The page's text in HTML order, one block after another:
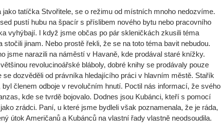
tatíčka Stvořitele, se o režimu od místních mnoho nedozvíme.
pustí hubu na špacír s příslibem nového bytu nebo pracovního
vyhýbají. I když jsme občas po pár skleničkách zkusili téma
jinam. Nebo prostě řekli, že se na toto téma bavit nebudou.
jsme narazili na náměstí v Havaně, kde prodával staré knížky.
revolucinoářské bláboly, dobré knihy se prodávaly pouze
dozvěděli od právníka hledajícího práci v hlavním městě. Stařík
členem odboje v revolučním hnutí. Poctil nás informací, že svého
kde se tvrdě bojovalo. Dodnes jsou Kubánci, kteří s pomocí
zrádci. Paní, u které jsme bydleli však poznamenala, že je ráda,
útok Američanů a Kubánců na vlastní řady vlastně neodsoudila.